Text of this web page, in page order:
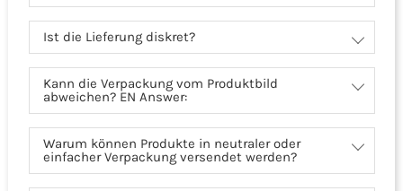
Ist die Lieferung diskret?
Kann die Verpackung vom Produktbild
abweichen? EN Answer:
Warum können Produkte in neutraler oder
einfacher Verpackung versendet werden?